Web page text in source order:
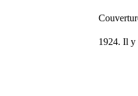
1924. Il y